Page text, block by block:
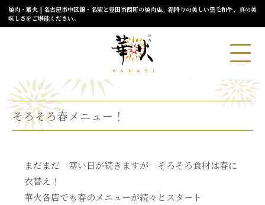
焼肉・華火 | 名古屋市中区錦・名駅と豊田市西町の焼肉店。霜降りの美しい黒毛和牛、真の美
味しさをご堪能ください。
そろそろ春メニュー！
まだまだ 寒い日が続きますが そろそろ食材は春に
衣替え！
華火各店でも春のメニューが続々とスタート